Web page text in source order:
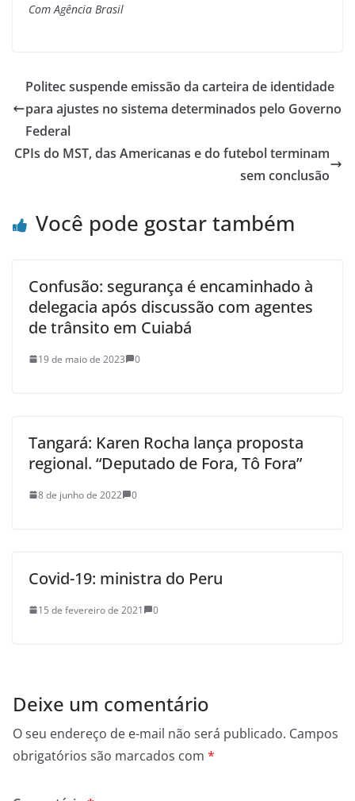
Com Agência Brasil
Politec suspende emissão da carteira de identidade
para ajustes no sistema determinados pelo Governo
Federal
CPIs do MST, das Americanas e do futebol terminam
sem conclusão
Você pode gostar também
Confusão: segurança é encaminhado à
delegacia após discussão com agentes
de trânsito em Cuiabá
19 de maio de 2023 0
Tangará: Karen Rocha lança proposta
regional. “Deputado de Fora, Tô Fora”
8 de junho de 2022 0
Covid-19: ministra do Peru
15 de fevereiro de 2021 0
Deixe um comentário
O seu endereço de e-mail não será publicado. Campos
obrigatórios são marcados com *